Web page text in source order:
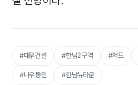
#대우건설 #한남2구역 #저드
#나우동인 #한남뉴타운